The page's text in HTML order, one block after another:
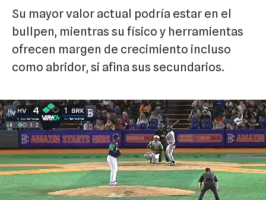
Su mayor valor actual podría estar en el
bullpen, mientras su físico y herramientas
ofrecen margen de crecimiento incluso
como abridor, si afina sus secundarios.